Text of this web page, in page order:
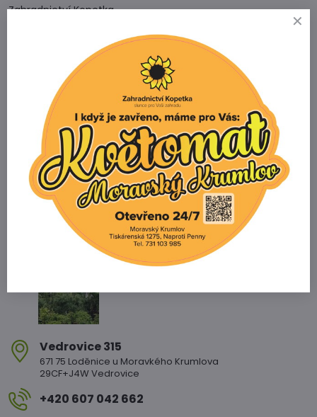
Zahradnictví Kopetka
671 75 Loděnice u Moravského Krumlova
Telefon
+420 731 103 985
Prodejna
+420 607 042 662
Email
info@zahradnictvikopetka.cz
Zahradnictví Vedrovice
Vedrovice 315
671 75 Loděnice u Moravkého Krumlova
29CF+J4W Vedrovice
+420 607 042 662